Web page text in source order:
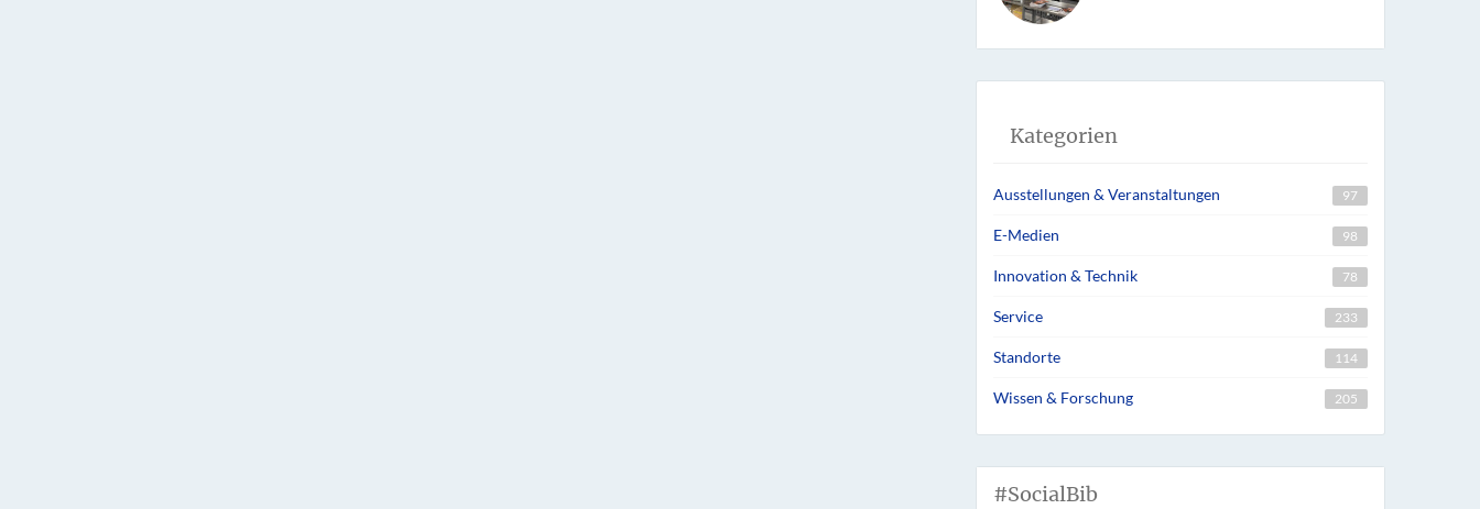
Kategorien
Ausstellungen & Veranstaltungen 97
E-Medien 98
Innovation & Technik 78
Service 233
Standorte 114
Wissen & Forschung 205
#SocialBib